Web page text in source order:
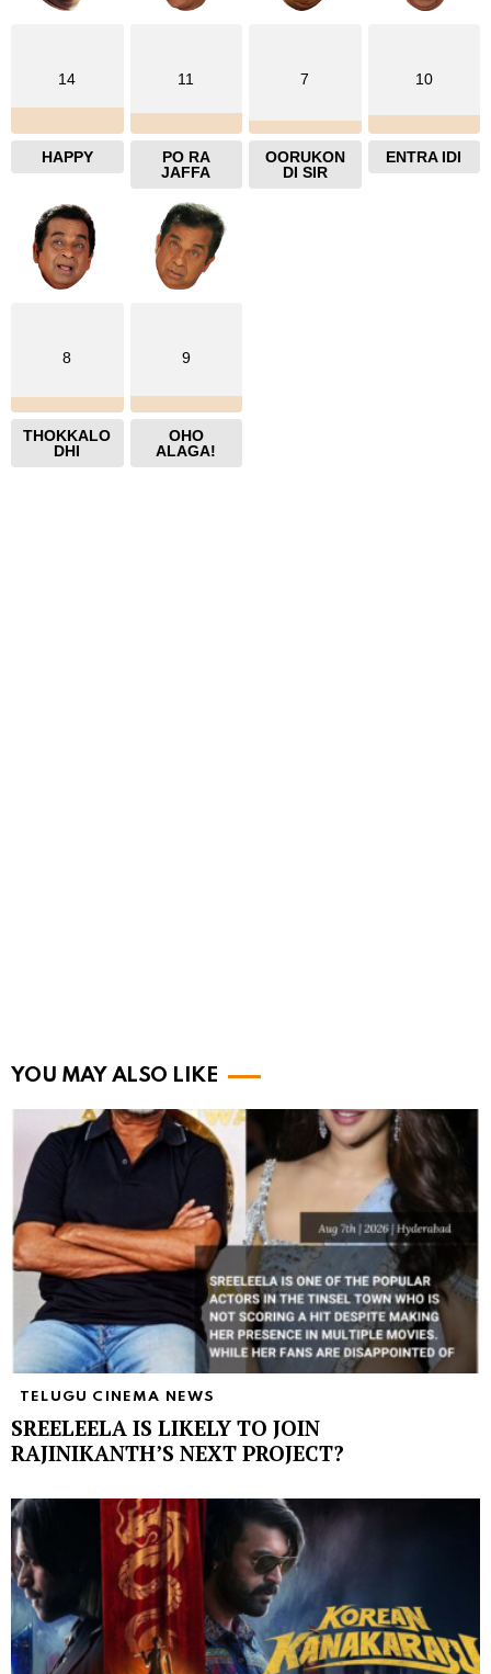
14
HAPPY
11
PO RA
JAFFA
7
OORUKON
DI SIR
10
ENTRA IDI
8
THOKKALO
DHI
9
OHO
ALAGA!
YOU MAY ALSO LIKE
TELUGU CINEMA NEWS
SREELEELA IS LIKELY TO JOIN
RAJINIKANTH’S NEXT PROJECT?